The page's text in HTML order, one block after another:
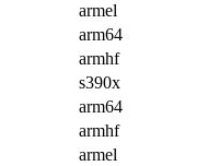
armel
arm64
armhf
s390x
arm64
armhf
armel